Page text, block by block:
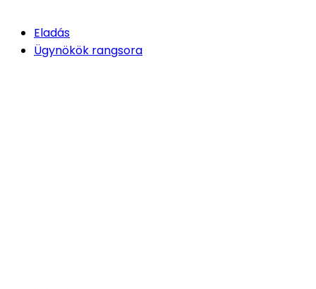
Eladás
Ügynökök rangsora